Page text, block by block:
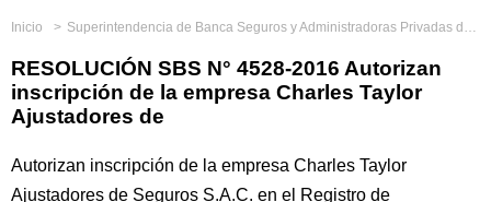
Inicio Superintendencia de Banca Seguros y Administradoras Privadas de Fondos de Pensiones
RESOLUCIÓN SBS N° 4528-2016 Autorizan
inscripción de la empresa Charles Taylor
Ajustadores de
Autorizan inscripción de la empresa Charles Taylor
Ajustadores de Seguros S.A.C. en el Registro de